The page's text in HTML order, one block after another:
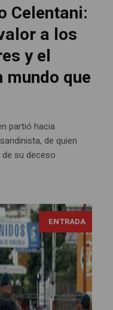
Celentani:
a los
y el
mundo que
partió hacia
de quien
su deceso.
ENTRADA